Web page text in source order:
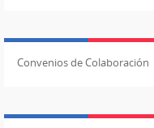
Convenios de Colaboración